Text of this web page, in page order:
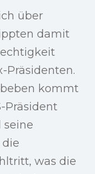
über
damit
Präsidenten.
kommt
Präsident
seine
was die